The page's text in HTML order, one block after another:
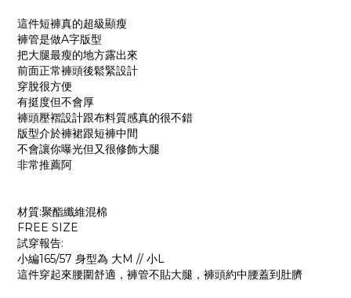
這件短褲真的超級顯瘦
褲管是做A字版型
把大腿最瘦的地方露出來
前面正常褲頭後鬆緊設計
穿脫很方便
有挺度但不會厚
褲頭壓褶設計跟布料質感真的很不錯
版型介於褲裙跟短褲中間
不會讓你曝光但又很修飾大腿
非常推薦阿
材質:聚酯纖維混棉
FREE SIZE
試穿報告:
小編165/57 身型為 大M // 小L
這件穿起來腰圍舒適，褲管不貼大腿，褲頭約中腰蓋到肚臍